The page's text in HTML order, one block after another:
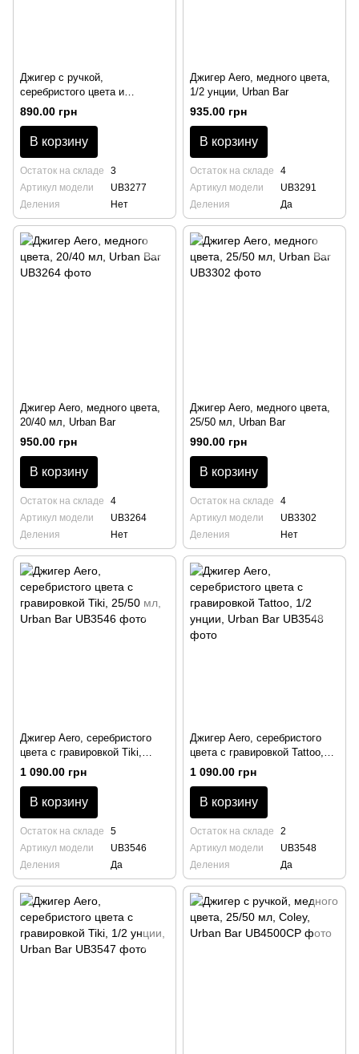
Джигер с ручкой,
серебристого цвета и
гравировкой, 25/50 мл, Coley,
Urban Bar
890.00 грн
В корзину
Остаток на складе
3
Артикул модели
UB3277
Деления
Нет
Джигер Aero, медного цвета,
1/2 унции, Urban Bar
935.00 грн
В корзину
Остаток на складе
4
Артикул модели
UB3291
Деления
Да
Джигер Aero, медного цвета,
20/40 мл, Urban Bar
950.00 грн
В корзину
Остаток на складе
4
Артикул модели
UB3264
Деления
Нет
Джигер Aero, медного цвета,
25/50 мл, Urban Bar
990.00 грн
В корзину
Остаток на складе
4
Артикул модели
UB3302
Деления
Нет
Джигер Aero, серебристого
цвета с гравировкой Tiki,
25/50 мл, Urban Bar
1 090.00 грн
В корзину
Остаток на складе
5
Артикул модели
UB3546
Деления
Да
Джигер Aero, серебристого
цвета с гравировкой Tattoo,
1/2 унции, Urban Bar
1 090.00 грн
В корзину
Остаток на складе
2
Артикул модели
UB3548
Деления
Да